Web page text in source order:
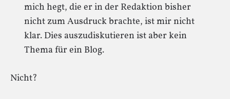
mich hegt, die er in der Redaktion bisher
nicht zum Ausdruck brachte, ist mir nicht
klar. Dies auszudiskutieren ist aber kein
Thema für ein Blog.
Nicht?